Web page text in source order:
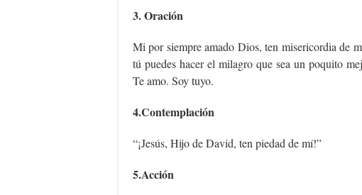
3. Oración
Mi por siempre amado Dios, ten misericordia de
tú puedes hacer el milagro que sea un poquito
Te amo. Soy tuyo.
4.Contemplación
“¡Jesús, Hijo de David, ten piedad de mí!”
5.Acción